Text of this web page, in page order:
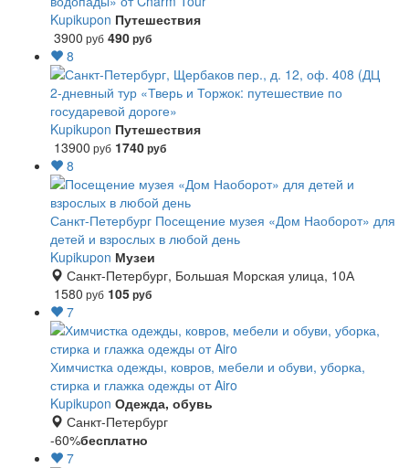
Kupikupon Путешествия
3900 руб 490руб
8
2-дневный тур «Тверь и Торжок: путешествие по
государевой дороге»
Kupikupon Путешествия
13900 руб 1740руб
8
Санкт-Петербург Посещение музея «Дом Наоборот» для
детей и взрослых в любой день
Kupikupon Музеи
Санкт-Петербург, Большая Морская улица, 10А
1580 руб 105руб
7
Химчистка одежды, ковров, мебели и обуви, уборка,
стирка и глажка одежды от Airo
Kupikupon Одежда, обувь
Санкт-Петербург
-60%бесплатно
7